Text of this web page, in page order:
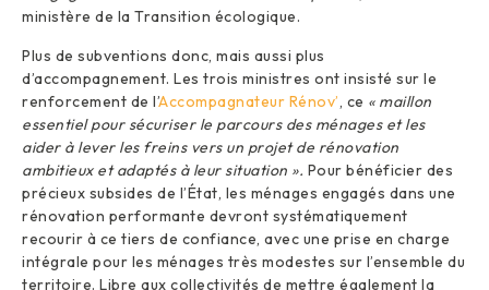
ministère de la Transition écologique.
Plus de subventions donc, mais aussi plus
d’accompagnement. Les trois ministres ont insisté sur le
renforcement de l’Accompagnateur Rénov’, ce « maillon
essentiel pour sécuriser le parcours des ménages et les
aider à lever les freins vers un projet de rénovation
ambitieux et adaptés à leur situation ». Pour bénéficier des
précieux subsides de l’État, les ménages engagés dans une
rénovation performante devront systématiquement
recourir à ce tiers de confiance, avec une prise en charge
intégrale pour les ménages très modestes sur l’ensemble du
territoire. Libre aux collectivités de mettre également la